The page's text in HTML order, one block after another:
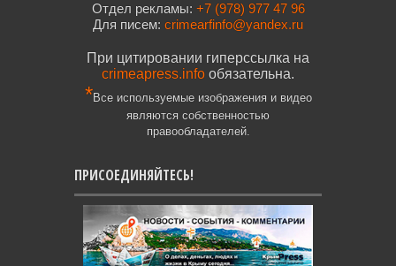
Отдел рекламы: +7 (978) 977 47 96
Для писем: crimearfinfo@yandex.ru
При цитировании гиперссылка на
crimeapress.info обязательна.
*Все используемые изображения и видео
являются собственностью
правообладателей.
ПРИСОЕДИНЯЙТЕСЬ!